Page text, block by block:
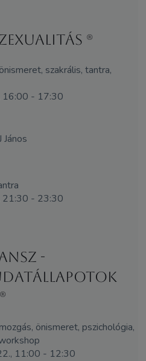
(R)
szakrális, tantra,
16:00 - 17:30
János
21:30 - 23:30
-
önismeret, pszichológia,
11:00 - 12:30